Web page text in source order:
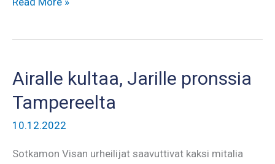
Airalle kultaa, Jarille pronssia
Tampereelta
10.12.2022
Sotkamon Visan urheilijat saavuttivat kaksi mitalia